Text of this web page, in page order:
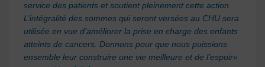
service des patients et soutient pleinement cette action.
L’intégralité des sommes qui seront versées au CHU sera
utilisée en vue d’améliorer la prise en charge des enfants
atteints de cancers. Donnons pour que nous puissions
ensemble leur construire une vie meilleure et de l’espoir»